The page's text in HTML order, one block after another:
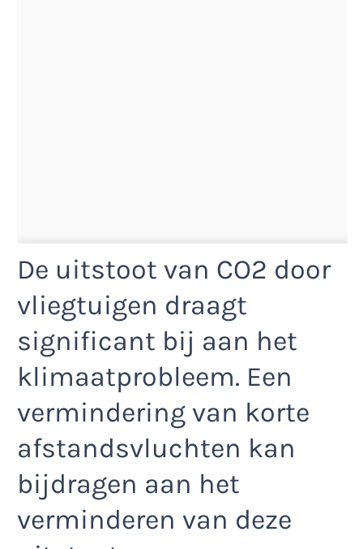
De uitstoot van CO2 door
vliegtuigen draagt
significant bij aan het
klimaatprobleem. Een
vermindering van korte
afstandsvluchten kan
bijdragen aan het
verminderen van deze